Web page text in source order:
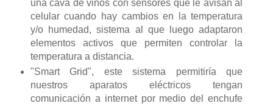
una cava de vinos con sensores que le avisan al
celular cuando hay cambios en la temperatura
y/o humedad, sistema al que luego adaptaron
elementos activos que permiten controlar la
temperatura a distancia.
"Smart Grid", este sistema permitiría que
nuestros aparatos eléctricos tengan
comunicación a internet por medio del enchufe